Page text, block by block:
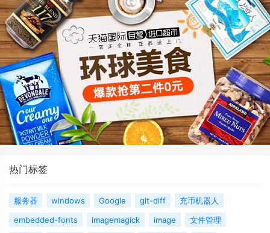
热门标签
服务器 windows Google git-diff
充币机器人
embedded-fonts
imagemagick image
文件管理